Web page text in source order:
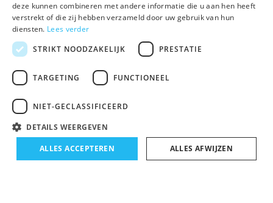
Abonneer
Algemene voorwaarden Disclaimer Privacy Policy Sitemap
© Spirituele winkel • Sinds 2006 • Dé vertrouwde spirituele webshop
van Nederland
deze kunnen combineren met andere informatie die u aan hen heeft
verstrekt of die zij hebben verzameld door uw gebruik van hun
diensten. Lees verder
STRIKT NOODZAKELIJK
PRESTATIE
TARGETING FUNCTIONEEL
NIET-GECLASSIFICEERD
DETAILS WEERGEVEN
ALLES ACCEPTEREN ALLES AFWIJZEN